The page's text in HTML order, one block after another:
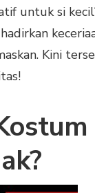
untuk si
Kini